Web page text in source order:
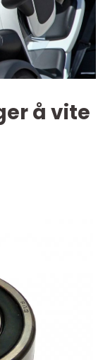
å vite